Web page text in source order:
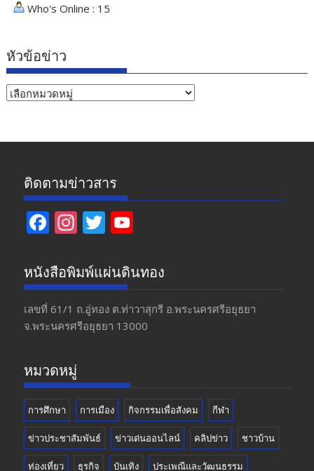
Who's Online : 15
หัวข้อข่าว
หัวข้อ
ติดตามข่าวสาร
F
e
b
o
o
In
a
gr
a
m
T
itt
er
u
T
u
b
หนังสือพิมพ์แผ่นดินทอง
เลขที่ 61/1 ถ.อู่ทอง​ ต.​ท่าวาสุกรี​ อ.พระนครศรีอยุธยา​
จ.พระนครศรีอยุธยา 13000
หมวดหมู่
การศึกษา การเมือง กิจกรรมเพื่อสังคม กีฬา
ข่าวประชาสัมพันธ์ ข่าวเด่นออนไลน์ คลิปข่าว ชาวบ้าน
ท่องเที่ยว ธุรกิจ บันเทิง ประเพณีและวัฒนธรรม